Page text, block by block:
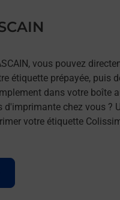
vous pouvez
étiquette prépayée, puis
dans votre boîte
d'imprimante chez vous ?
votre étiquette